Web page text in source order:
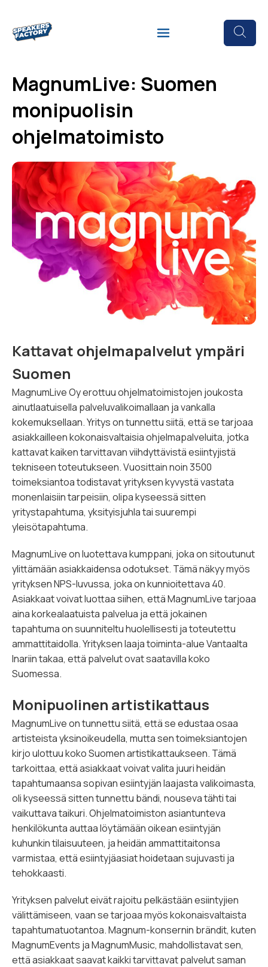
MagnumLive: Suomen
monipuolisin
ohjelmatoimisto
Kattavat ohjelmapalvelut ympäri
Suomen
MagnumLive Oy erottuu ohjelmatoimistojen joukosta
ainutlaatuisella palveluvalikoimallaan ja vankalla
kokemuksellaan. Yritys on tunnettu siitä, että se tarjoaa
asiakkailleen kokonaisvaltaisia ohjelmapalveluita, jotka
kattavat kaiken tarvittavan viihdyttävistä esiintyjistä
tekniseen toteutukseen. Vuosittain noin 3500
toimeksiantoa todistavat yrityksen kyvystä vastata
monenlaisiin tarpeisiin, olipa kyseessä sitten
yritystapahtuma, yksityisjuhla tai suurempi
yleisötapahtuma.
MagnumLive on luotettava kumppani, joka on sitoutunut
ylittämään asiakkaidensa odotukset. Tämä näkyy myös
yrityksen NPS-luvussa, joka on kunnioitettava 40.
Asiakkaat voivat luottaa siihen, että MagnumLive tarjoaa
aina korkealaatuista palvelua ja että jokainen
tapahtuma on suunniteltu huolellisesti ja toteutettu
ammattitaidolla. Yrityksen laaja toiminta-alue Vantaalta
Inariin takaa, että palvelut ovat saatavilla koko
Suomessa.
Monipuolinen artistikattaus
MagnumLive on tunnettu siitä, että se edustaa osaa
artisteista yksinoikeudella, mutta sen toimeksiantojen
kirjo ulottuu koko Suomen artistikattaukseen. Tämä
tarkoittaa, että asiakkaat voivat valita juuri heidän
tapahtumaansa sopivan esiintyjän laajasta valikoimasta,
oli kyseessä sitten tunnettu bändi, nouseva tähti tai
vaikuttava taikuri. Ohjelmatoimiston asiantunteva
henkilökunta auttaa löytämään oikean esiintyjän
kuhunkin tilaisuuteen, ja heidän ammattitaitonsa
varmistaa, että esiintyjäasiat hoidetaan sujuvasti ja
tehokkaasti.
Yrityksen palvelut eivät rajoitu pelkästään esiintyjien
välittämiseen, vaan se tarjoaa myös kokonaisvaltaista
tapahtumatuotantoa. Magnum-konsernin brändit, kuten
MagnumEvents ja MagnumMusic, mahdollistavat sen,
että asiakkaat saavat kaikki tarvittavat palvelut saman